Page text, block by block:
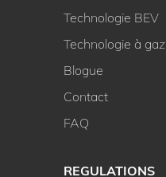
Technologie BEV
Technologie à gaz
Blogue
Contact
FAQ
REGULATIONS